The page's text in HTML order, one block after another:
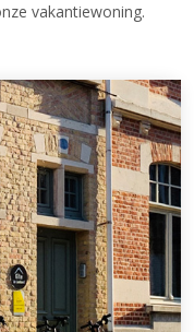
vakantiewoning.